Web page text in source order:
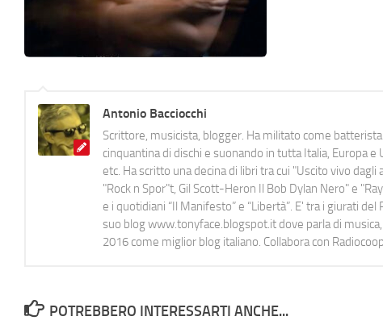
Antonio Bacciocchi
Scrittore, musicista, blogger. Ha militato come
cinquantina di dischi e suonando in tutta Italia, Europa
etc. Ha scritto una decina di libri tra cui "Uscito vivo
"Rock n Spor"t, Gil Scott-Heron Il Bob Dylan Nero" e
e i quotidiani “Il Manifesto” e “Libertà”. E' tra i giurati
suo blog www.tonyface.blogspot.it dove parla di
2016 come miglior blog italiano. Collabora con
POTREBBERO INTERESSARTI ANCHE...